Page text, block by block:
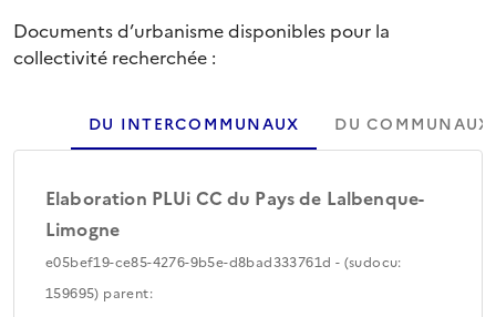
Documents d’urbanisme disponibles pour la
collectivité recherchée :
DU INTERCOMMUNAUX DU COMMUNAUX
Elaboration PLUi CC du Pays de Lalbenque-
Limogne
e05bef19-ce85-4276-9b5e-d8bad333761d - (sudocu:
159695) parent: